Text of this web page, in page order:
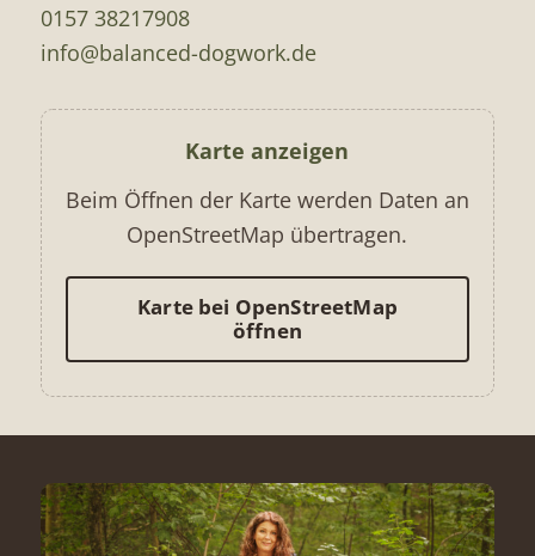
0157 38217908
info@balanced-dogwork.de
Karte anzeigen
Beim Öffnen der Karte werden Daten an
OpenStreetMap übertragen.
Karte bei OpenStreetMap
öffnen